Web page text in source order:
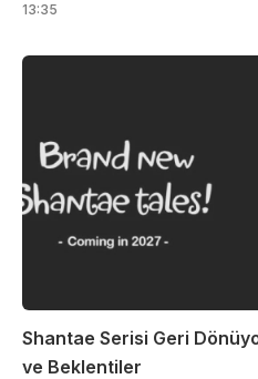
13:35
Shantae Serisi Geri
ve Beklentiler